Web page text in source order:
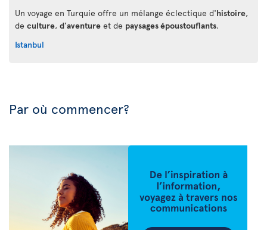
Un voyage en Turquie offre un mélange éclectique d'histoire,
de culture, d'aventure et de paysages époustouflants.
Istanbul
Par où commencer?